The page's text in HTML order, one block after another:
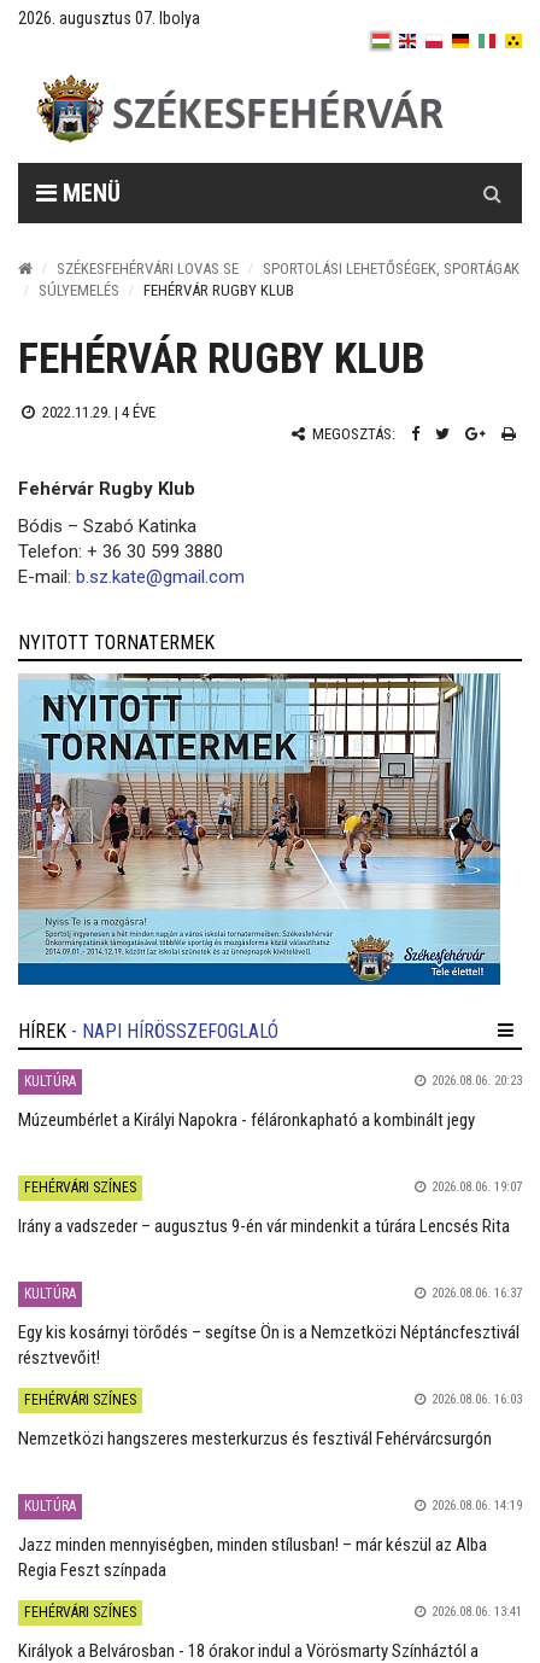
2026. augusztus 07. Ibolya
MENÜ
SZÉKESFEHÉRVÁRI LOVAS SE
SPORTOLÁSI LEHETŐSÉGEK, SPORTÁGAK
SÚLYEMELÉS
FEHÉRVÁR RUGBY KLUB
FEHÉRVÁR RUGBY KLUB
2022.11.29. | 4 ÉVE
MEGOSZTÁS:
Fehérvár Rugby Klub
Bódis – Szabó Katinka
Telefon: + 36 30 599 3880
E-mail: b.sz.kate@gmail.com
NYITOTT TORNATERMEK
HÍREK - NAPI HÍRÖSSZEFOGLALÓ
KULTÚRA 2026.08.06. 20:23
Múzeumbérlet a Királyi Napokra - féláronkapható a kombinált jegy
FEHÉRVÁRI SZÍNES 2026.08.06. 19:07
Irány a vadszeder – augusztus 9-én vár mindenkit a túrára Lencsés Rita
KULTÚRA 2026.08.06. 16:37
Egy kis kosárnyi törődés – segítse Ön is a Nemzetközi Néptáncfesztivál
résztvevőit!
FEHÉRVÁRI SZÍNES 2026.08.06. 16:03
Nemzetközi hangszeres mesterkurzus és fesztivál Fehérvárcsurgón
KULTÚRA 2026.08.06. 14:19
Jazz minden mennyiségben, minden stílusban! – már készül az Alba
Regia Feszt színpada
FEHÉRVÁRI SZÍNES 2026.08.06. 13:41
Királyok a Belvárosban - 18 órakor indul a Vörösmarty Színháztól a